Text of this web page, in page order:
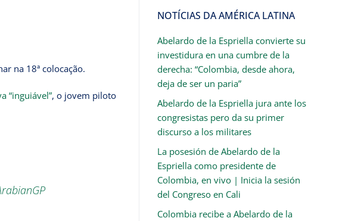
na 18ª colocação.
“inguiável”, o jovem piloto
NOTÍCIAS DA AMÉRICA LATINA
Abelardo de la Espriella convierte su
investidura en una cumbre de la
derecha: “Colombia, desde ahora,
deja de ser un paria”
Abelardo de la Espriella jura ante los
congresistas pero da su primer
discurso a los militares
La posesión de Abelardo de la
Espriella como presidente de
Colombia, en vivo | Inicia la sesión
del Congreso en Cali
Colombia recibe a Abelardo de la